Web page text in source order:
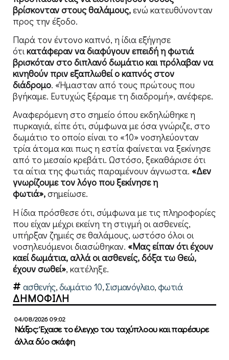
βρίσκονταν στους θαλάμους,ενώ κατευθύνονταν
προς την έξοδο.
Παρά τον έντονο καπνό, η ίδια εξήγησε
ότικατάφεραν να διαφύγουν επειδή η φωτιά
βρισκόταν στο διπλανό δωμάτιο και πρόλαβαν να
κινηθούν πριν εξαπλωθεί ο καπνός στον
διάδρομο. «Ήμασταν από τους πρώτους που
βγήκαμε. Ευτυχώς ξέραμε τη διαδρομή», ανέφερε.
Αναφερόμενη στο σημείο όπου εκδηλώθηκε η
πυρκαγιά, είπε ότι, σύμφωνα με όσα γνώριζε, στο
δωμάτιο το οποίο είναι το «10» νοσηλεύονταν
τρία άτομα και πως η εστία φαίνεται να ξεκίνησε
από το μεσαίο κρεβάτι. Ωστόσο, ξεκαθάρισε ότι
τα αίτια της φωτιάς παραμένουν άγνωστα. «Δεν
γνωρίζουμε τον λόγο που ξεκίνησε η
φωτιά»,σημείωσε.
Η ίδια πρόσθεσε ότι, σύμφωνα με τις πληροφορίες
που είχαν μέχρι εκείνη τη στιγμή οι ασθενείς,
υπήρξαν ζημιές σε θαλάμους, ωστόσο όλοι οι
νοσηλευόμενοι διασώθηκαν. «Μας είπαν ότι έχουν
καεί δωμάτια, αλλά οι ασθενείς, δόξα τω Θεώ,
έχουν σωθεί», κατέληξε.
ασθενής,δωμάτιο 10,Σισμανόγλειο,φωτιά
ΔΗΜΟΦΙΛΗ
04/08/2026 09:02
Νάξος: Έχασε το έλεγχο του ταχύπλοου και παρέσυρε
άλλα δύο σκάφη